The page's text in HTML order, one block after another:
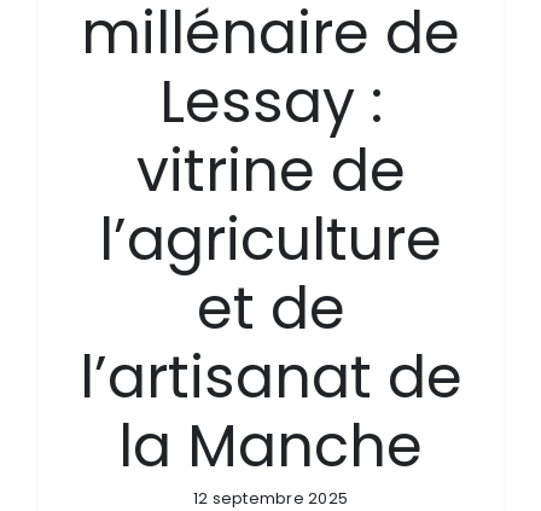
millénaire de
Lessay :
vitrine de
l’agriculture
et de
l’artisanat de
la Manche
12 septembre 2025